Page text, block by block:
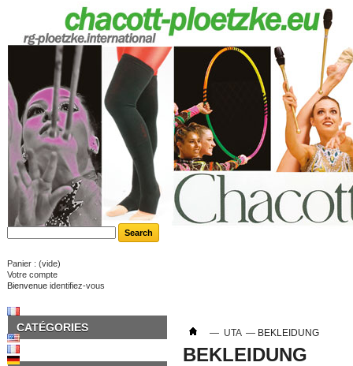
Panier : (vide)
Votre compte
Bienvenue identifiez-vous
CATÉGORIES — UTA — BEKLEIDUNG
BEKLEIDUNG